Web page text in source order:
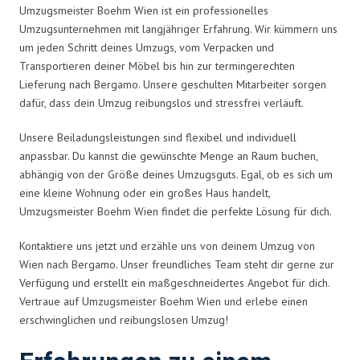
Umzugsmeister Boehm Wien ist ein professionelles
Umzugsunternehmen mit langjähriger Erfahrung. Wir kümmern uns
um jeden Schritt deines Umzugs, vom Verpacken und
Transportieren deiner Möbel bis hin zur termingerechten
Lieferung nach Bergamo. Unsere geschulten Mitarbeiter sorgen
dafür, dass dein Umzug reibungslos und stressfrei verläuft.
Unsere Beiladungsleistungen sind flexibel und individuell
anpassbar. Du kannst die gewünschte Menge an Raum buchen,
abhängig von der Größe deines Umzugsguts. Egal, ob es sich um
eine kleine Wohnung oder ein großes Haus handelt,
Umzugsmeister Boehm Wien findet die perfekte Lösung für dich.
Kontaktiere uns jetzt und erzähle uns von deinem Umzug von
Wien nach Bergamo. Unser freundliches Team steht dir gerne zur
Verfügung und erstellt ein maßgeschneidertes Angebot für dich.
Vertraue auf Umzugsmeister Boehm Wien und erlebe einen
erschwinglichen und reibungslosen Umzug!